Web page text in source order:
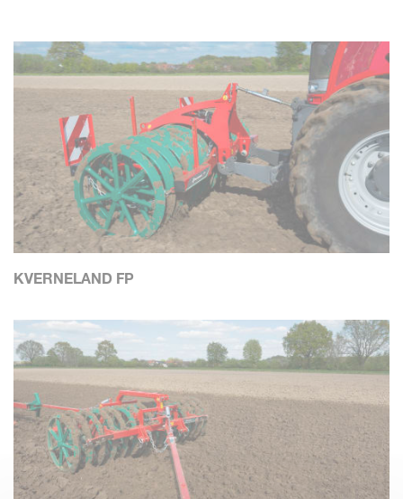
KVERNELAND FP